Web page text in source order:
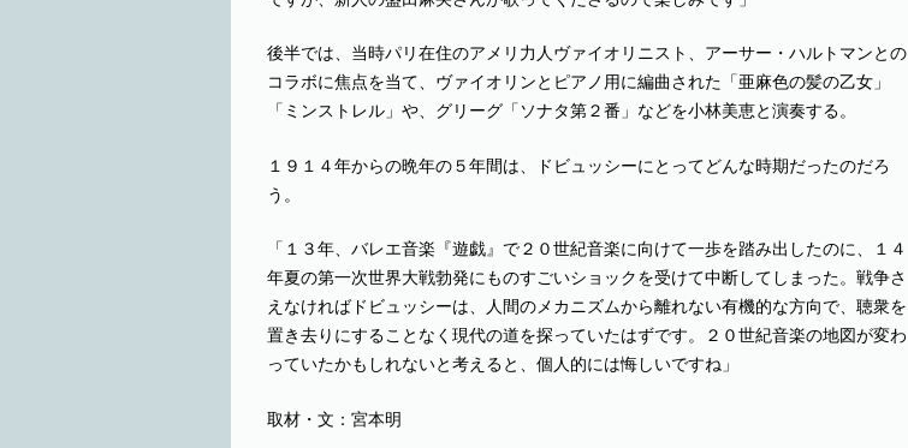
後半では、当時パリ在住のアメリ力人ヴァイオリニスト、アーサー・ハルトマンとの
コラボに焦点を当て、ヴァイオリンとピアノ用に編曲された「亜麻色の髪の乙女」
「ミンストレル」や、グリーグ「ソナタ第２番」などを小林美恵と演奏する。
１９１４年からの晩年の５年間は、ドビュッシーにとってどんな時期だったのだろ
う。
「１３年、バレエ音楽『遊戯』で２０世紀音楽に向けて一歩を踏み出したのに、１４
年夏の第一次世界大戦勃発にものすごいショックを受けて中断してしまった。戦争さ
えなければドビュッシーは、人間のメカニズムから離れない有機的な方向で、聴衆を
置き去りにすることなく現代の道を探っていたはずです。２０世紀音楽の地図が変わ
っていたかもしれないと考えると、個人的には悔しいですね」
取材・文：宮本明